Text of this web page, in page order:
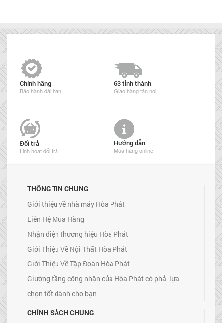
Chính hãng
Bảo hành dài hạn
63 tỉnh thành
Giao hàng tận nơi
Đổi trả
Linh hoạt đổi trả
Hướng dẫn
Mua hàng online
THÔNG TIN CHUNG
Giới thiệu về nhà máy Hòa Phát
Liên Hệ Mua Hàng
Nhận diện thương hiệu Hòa Phát
Giới Thiệu Về Nội Thất Hòa Phát
Giới Thiệu Về Tập Đoàn Hòa Phát
Giường tầng công nhân của Hòa Phát có phải lựa
chọn tốt dành cho bạn
CHÍNH SÁCH CHUNG